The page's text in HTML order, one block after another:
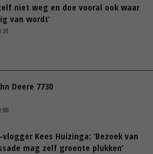
niet weg en doe vooral ook waar
van wordt’
Deere 7730
Kees Huizinga: ‘Bezoek van
mag zelf groente plukken’